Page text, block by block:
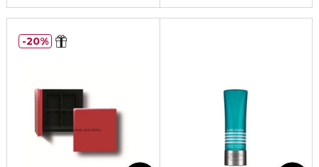
20%